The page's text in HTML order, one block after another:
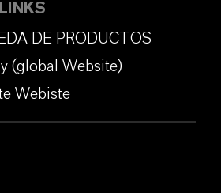
DE PRODUCTOS
(global Website)
Webiste